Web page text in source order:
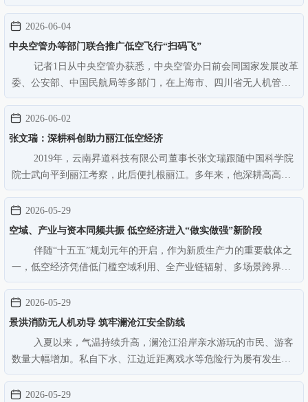
等内容进行现场教学，提升基层一线人员的智能化作业能力。培训
期间，无人机巡检人员同步对辖区内重点线路和用电设施开展空中
巡视，利用无人机搭载可…
2026-06-04
中央空管办等部门联合推广低空飞行“扫码飞”
记者1日从中央空管办获悉，中央空管办日前会同国家发展改革
委、公安部、中国民航局等多部门，在上海市、四川省无人机管制
空域内划设固定专用空域，采取“政府协同管理、行业指导监管、用
户随报随飞”模式（即“扫码飞”），实现空域资源持续精细化保
障。 据中央空管办…
2026-06-02
张文瑞：深耕科创助力丽江低空经济
2019年，云南昇道科技有限公司董事长张文瑞跟随中国科学院
院士武向平到丽江考察，此后便扎根丽江。多年来，他深耕高高原
低空科创领域，全力推进低空经济产业布局、项目落地与本土人才
培育工作，助力丽江低空经济产业快速发展。 “丽江即将进入雨
季，我们要加快进度。”…
2026-05-29
空域、产业与资本同频共振 低空经济进入“做实做强”新阶段
伴随“十五五”规划元年的开启，作为新质生产力的重要载体之
一，低空经济凭借低门槛空域利用、全产业链辐射、多场景跨界融
合的独特优势，正迎来全速发展的黄金窗口期。在从新兴概念走向
产业实践阶段的背景下，如何统筹发展质效与安全、打通技术研发
与应用壁垒，已成为当前…
2026-05-29
景洪消防无人机劝导 筑牢澜沧江安全防线
入夏以来，气温持续升高，澜沧江沿岸亲水游玩的市民、游客
数量大幅增加。私自下水、江边近距离戏水等危险行为屡有发生，
溺水安全隐患随之攀升。为有效防范溺水风险，守护群众生命安
全，景洪市消防救援局创新防控举措，启用无人机开展常态化空中
2026-05-29